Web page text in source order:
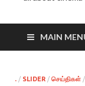
MAIN
. / SLIDER / செய்திகள் /